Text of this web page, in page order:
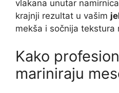
vlakana unutar
krajnji rezultat u vašim
mekša i sočnija tekstura
Kako
mariniraju